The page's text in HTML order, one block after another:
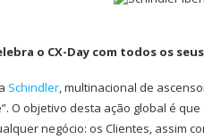
o CX-Day com todos os
Schindler, multinacional de
O objetivo desta ação global é
negócio: os Clientes, assim